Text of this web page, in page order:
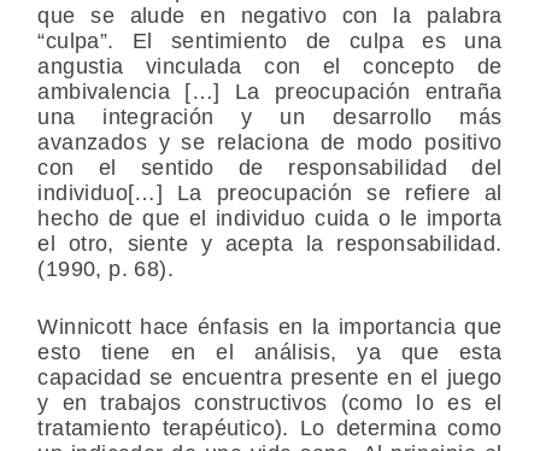
que se alude en negativo con la palabra
“culpa”. El sentimiento de culpa es una
angustia vinculada con el concepto de
ambivalencia […] La preocupación entraña
una integración y un desarrollo más
avanzados y se relaciona de modo positivo
con el sentido de responsabilidad del
individuo[…] La preocupación se refiere al
hecho de que el individuo cuida o le importa
el otro, siente y acepta la responsabilidad.
(1990, p. 68).
Winnicott hace énfasis en la importancia que
esto tiene en el análisis, ya que esta
capacidad se encuentra presente en el juego
y en trabajos constructivos (como lo es el
tratamiento terapéutico). Lo determina como